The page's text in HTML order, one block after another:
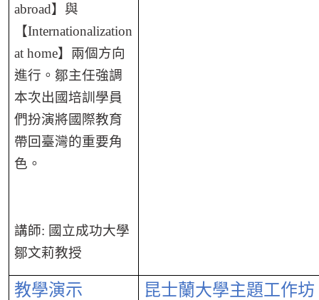
abroad】與
【Internationalization
at home】兩個方向
進行。鄒主任強調
本次出國培訓學員
們扮演將國際教育
帶回臺灣的重要角
色。
講師: 國立成功大學
鄒文莉教授
教學演示 昆士蘭大學主題工作坊